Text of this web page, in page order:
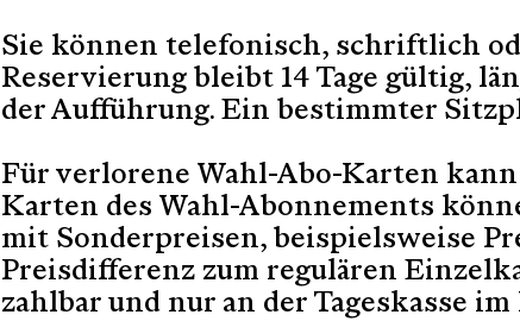
Sie können telefonisch, schriftlich
Reservierung bleibt 14 Tage gültig,
der Aufführung. Ein bestimmter
Für verlorene Wahl-Abo-Karten
Karten des Wahl-Abonnements
mit Sonderpreisen, beispielsweise
Preisdifferenz zum regulären
zahlbar und nur an der Tageskasse